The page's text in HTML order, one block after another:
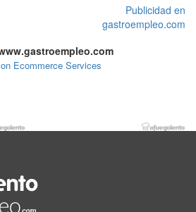
Publicidad en
gastroempleo.com
Ecommerce Services